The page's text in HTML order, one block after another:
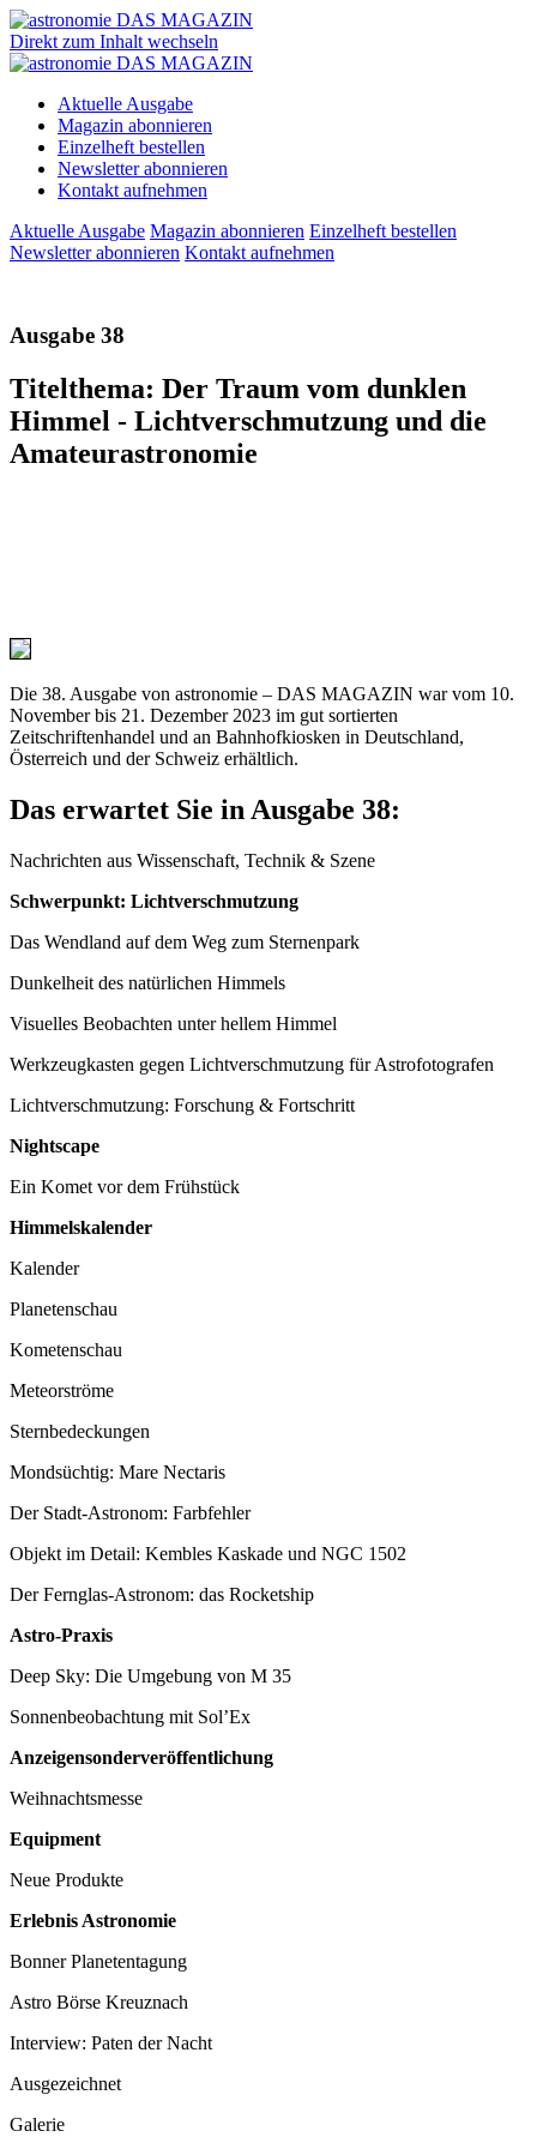
Direkt zum Inhalt wechseln
Aktuelle Ausgabe
Magazin abonnieren
Einzelheft bestellen
Newsletter abonnieren
Kontakt aufnehmen
Aktuelle Ausgabe Magazin abonnieren Einzelheft bestellen
Newsletter abonnieren Kontakt aufnehmen
Ausgabe 38
Titelthema: Der Traum vom dunklen
Himmel - Lichtverschmutzung und die
Amateurastronomie
Die 38. Ausgabe von astronomie – DAS MAGAZIN war vom 10.
November bis 21. Dezember 2023 im gut sortierten
Zeitschriftenhandel und an Bahnhofkiosken in Deutschland,
Österreich und der Schweiz erhältlich.
Das erwartet Sie in Ausgabe 38:
Nachrichten aus Wissenschaft, Technik & Szene
Schwerpunkt: Lichtverschmutzung
Das Wendland auf dem Weg zum Sternenpark
Dunkelheit des natürlichen Himmels
Visuelles Beobachten unter hellem Himmel
Werkzeugkasten gegen Lichtverschmutzung für Astrofotografen
Lichtverschmutzung: Forschung & Fortschritt
Nightscape
Ein Komet vor dem Frühstück
Himmelskalender
Kalender
Planetenschau
Kometenschau
Meteorströme
Sternbedeckungen
Mondsüchtig: Mare Nectaris
Der Stadt-Astronom: Farbfehler
Objekt im Detail: Kembles Kaskade und NGC 1502
Der Fernglas-Astronom: das Rocketship
Astro-Praxis
Deep Sky: Die Umgebung von M 35
Sonnenbeobachtung mit Sol’Ex
Anzeigensonderveröffentlichung
Weihnachtsmesse
Equipment
Neue Produkte
Erlebnis Astronomie
Bonner Planetentagung
Astro Börse Kreuznach
Interview: Paten der Nacht
Ausgezeichnet
Galerie